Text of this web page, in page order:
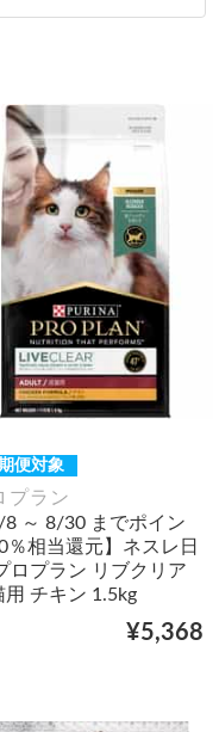
便対象
プラン
8 ～ 8/30 までポイン
％相当還元】ネスレ日
ロプラン リブクリア
用 チキン 1.5kg
¥5,368